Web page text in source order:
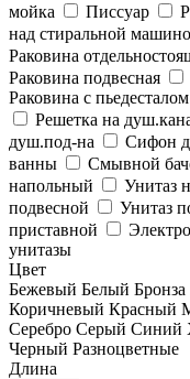
мойка
Писсуар
над стиральной
Раковина
Раковина подвесная
Раковина с пьедесталом
Решетка на
душ.под-на
Сифон
ванны
Смывной
напольный
Унитаз
подвесной
Унитаз
приставной
унитазы
Цвет
Бежевый Белый Бронза
Коричневый Красный
Серебро Серый Синий
Черный Разноцветные
Длина